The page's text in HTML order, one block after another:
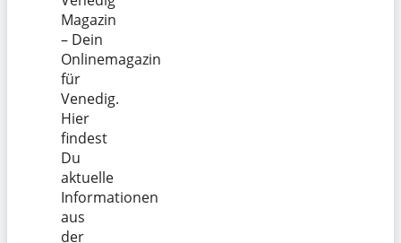
Magazin
– Dein
Onlinemagazin
für
Venedig.
Hier
findest
Du
aktuelle
Informationen
aus
der